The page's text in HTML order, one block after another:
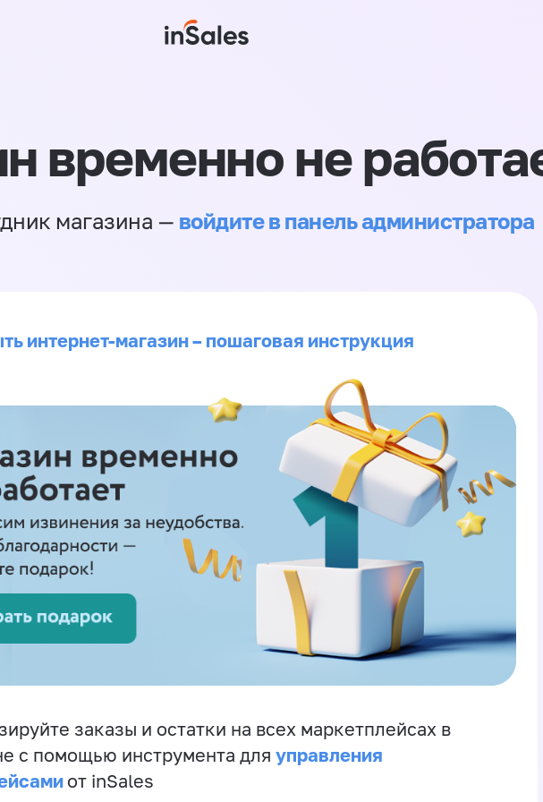
временно не
магазина — войдите в панель администратора
интернет-магазин – пошаговая инструкция
заказы и остатки на всех маркетплейсах в
с помощью инструмента для управления
от inSales